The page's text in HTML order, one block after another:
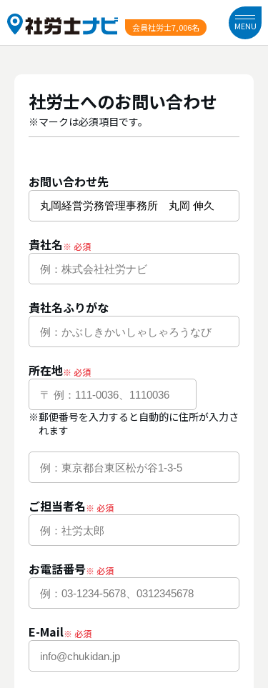
会員社労士7,006名 MENU
社労士へのお問い合わせ
※マークは必須項目です。
お問い合わせ先
貴社名
貴社名ふりがな
所在地
※郵便番号を入力すると自動的に住所が入力さ
れます
ご担当者名
お電話番号
E-Mail